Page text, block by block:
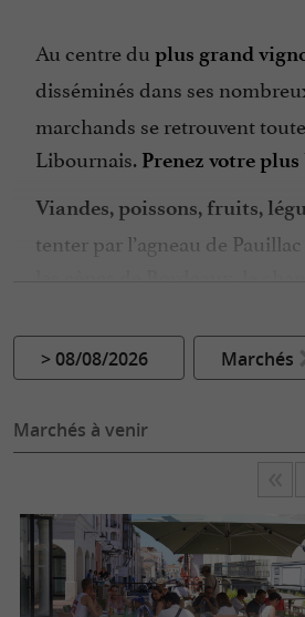
Au centre du plus grand
disséminés dans ses
marchands se retrouvent
Libournais. Prenez votre
Viandes, poissons, fruits,
tenter par l’agneau de
les cèpes de Bordeaux, le
Lieu de vie et de rencontre,
partager astuces et recettes
Gironde, un tour de marché
Médoc, un Entre-deux-Mer
Bonne visite sur les
> 08/08/2026 Marchés
Marchés à venir